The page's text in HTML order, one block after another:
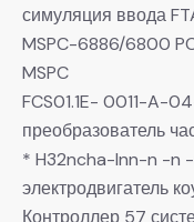
симуляция ввода
MSPC-6886/6800
MSPC
FCS01.1E- 0011-A-
преобразователь
* H32ncha-lnn-n -n
электродвигатель
Контроллер 57